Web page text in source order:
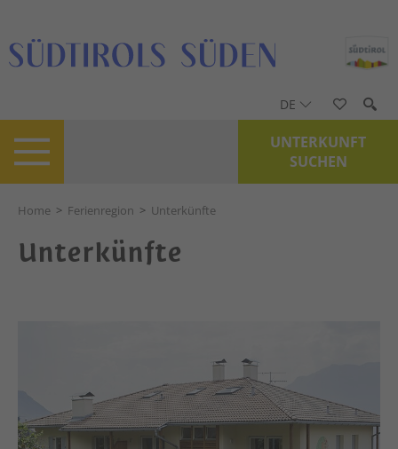
DE
UNTERKUNFT
SUCHEN
Home > Ferienregion > Unterkünfte
Unterkünfte